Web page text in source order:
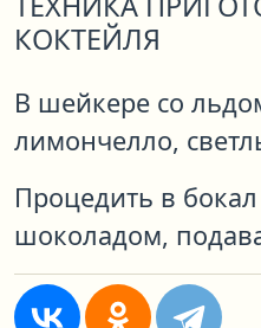
КОКТЕЙЛЯ
В шейкере со
лимончелло,
Процедить в
шоколадом,